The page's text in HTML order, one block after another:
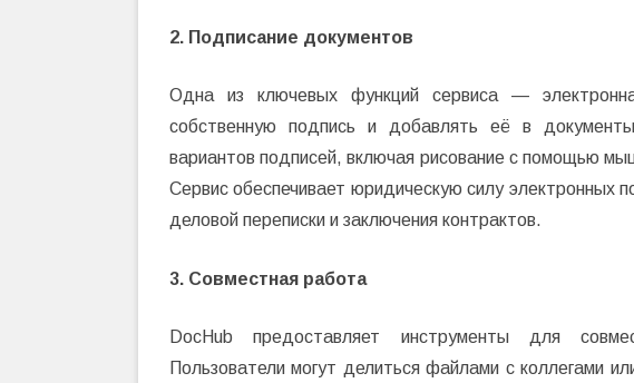
2. Подписание документов
Одна из ключевых функций сервиса —
собственную подпись и добавлять её в
вариантов подписей, включая рисование с помощью
Сервис обеспечивает юридическую силу электронных
деловой переписки и заключения контрактов.
3. Совместная работа
DocHub предоставляет инструменты для
Пользователи могут делиться файлами с коллегами